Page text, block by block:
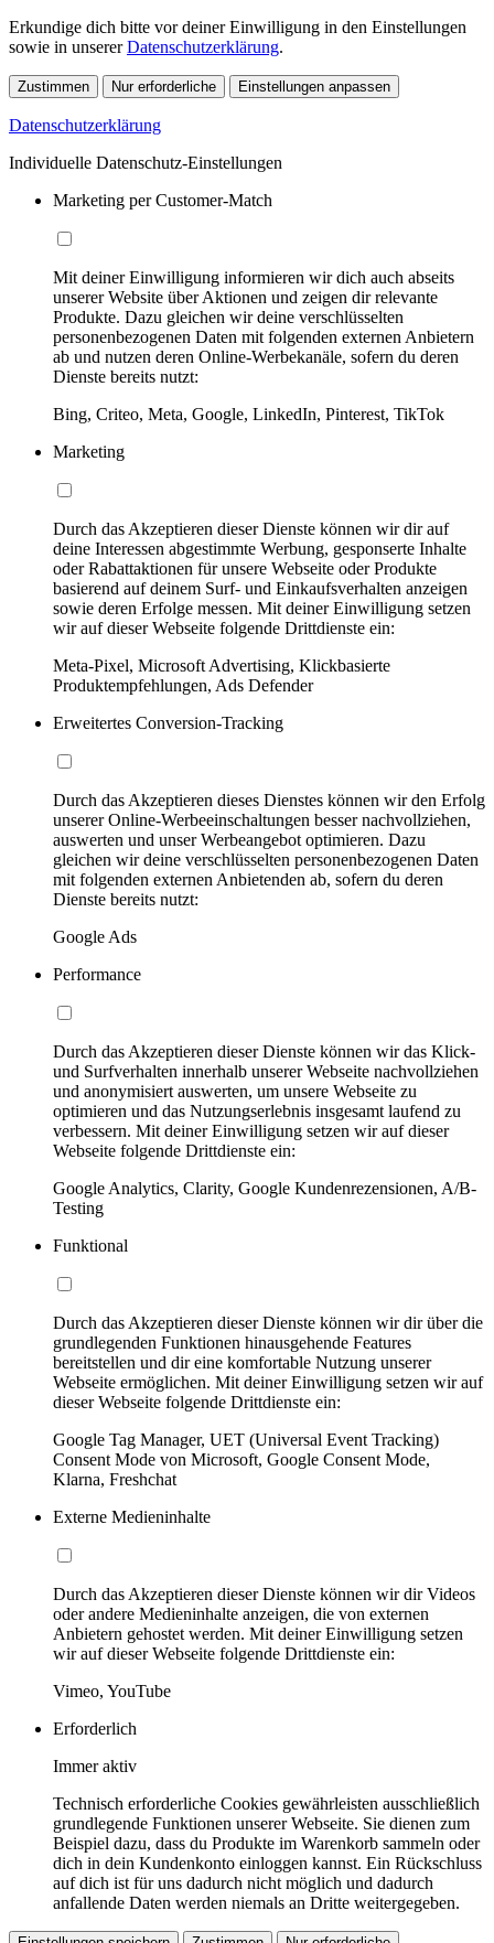
Erkundige dich bitte vor deiner Einwilligung in den Einstellungen
sowie in unsererDatenschutzerklärung.
Zustimmen Nur erforderliche Einstellungen anpassen
Datenschutzerklärung
Individuelle Datenschutz-Einstellungen
Marketing per Customer-Match
Mit deiner Einwilligung informieren wir dich auch abseits
unserer Website über Aktionen und zeigen dir relevante
Produkte. Dazu gleichen wir deine verschlüsselten
personenbezogenen Daten mit folgenden externen Anbietern
ab und nutzen deren Online-Werbekanäle, sofern du deren
Dienste bereits nutzt:
Bing, Criteo, Meta, Google, LinkedIn, Pinterest, TikTok
Marketing
Durch das Akzeptieren dieser Dienste können wir dir auf
deine Interessen abgestimmte Werbung, gesponserte Inhalte
oder Rabattaktionen für unsere Webseite oder Produkte
basierend auf deinem Surf- und Einkaufsverhalten anzeigen
sowie deren Erfolge messen. Mit deiner Einwilligung setzen
wir auf dieser Webseite folgende Drittdienste ein:
Meta-Pixel, Microsoft Advertising, Klickbasierte
Produktempfehlungen, Ads Defender
Erweitertes Conversion-Tracking
Durch das Akzeptieren dieses Dienstes können wir den Erfolg
unserer Online-Werbeeinschaltungen besser nachvollziehen,
auswerten und unser Werbeangebot optimieren. Dazu
gleichen wir deine verschlüsselten personenbezogenen Daten
mit folgenden externen Anbietenden ab, sofern du deren
Dienste bereits nutzt:
Google Ads
Performance
Durch das Akzeptieren dieser Dienste können wir das Klick-
und Surfverhalten innerhalb unserer Webseite nachvollziehen
und anonymisiert auswerten, um unsere Webseite zu
optimieren und das Nutzungserlebnis insgesamt laufend zu
verbessern. Mit deiner Einwilligung setzen wir auf dieser
Webseite folgende Drittdienste ein:
Google Analytics, Clarity, Google Kundenrezensionen, A/B-
Testing
Funktional
Durch das Akzeptieren dieser Dienste können wir dir über die
grundlegenden Funktionen hinausgehende Features
bereitstellen und dir eine komfortable Nutzung unserer
Webseite ermöglichen. Mit deiner Einwilligung setzen wir auf
dieser Webseite folgende Drittdienste ein:
Google Tag Manager, UET (Universal Event Tracking)
Consent Mode von Microsoft, Google Consent Mode,
Klarna, Freshchat
Externe Medieninhalte
Durch das Akzeptieren dieser Dienste können wir dir Videos
oder andere Medieninhalte anzeigen, die von externen
Anbietern gehostet werden. Mit deiner Einwilligung setzen
wir auf dieser Webseite folgende Drittdienste ein:
Vimeo, YouTube
Erforderlich
Immer aktiv
Technisch erforderliche Cookies gewährleisten ausschließlich
grundlegende Funktionen unserer Webseite. Sie dienen zum
Beispiel dazu, dass du Produkte im Warenkorb sammeln oder
dich in dein Kundenkonto einloggen kannst. Ein Rückschluss
auf dich ist für uns dadurch nicht möglich und dadurch
anfallende Daten werden niemals an Dritte weitergegeben.